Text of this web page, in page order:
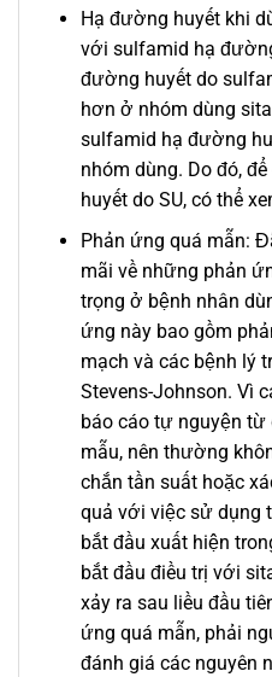
Hạ đường huyết khi
với sulfamid hạ
đường huyết do
hơn ở nhóm dùng
sulfamid hạ đường
nhóm dùng. Do đó,
huyết do SU, có thể
Phản ứng quá mẫn:
mãi về những phản
trọng ở bệnh nhân
ứng này bao gồm
mạch và các bệnh lý
Stevens-Johnson. Vì
báo cáo tự nguyện
mẫu, nên thường
chắn tần suất hoặc
quả với việc sử dụng
bắt đầu xuất hiện
bắt đầu điều trị với
xảy ra sau liều đầu
ứng quá mẫn, phải
đánh giá các nguyên